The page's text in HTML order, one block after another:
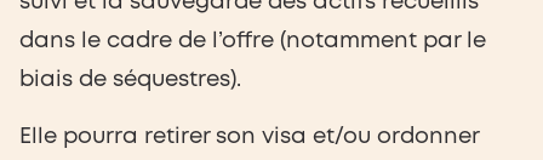
dans le cadre de l’offre (notamment par le
biais de séquestres).
Elle pourra retirer son visa et/ou ordonner